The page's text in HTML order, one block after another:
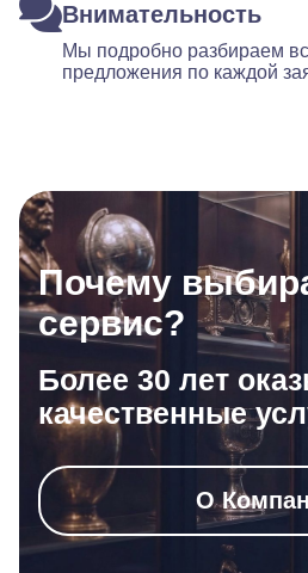
Внимательность
Мы подробно разбираем
предложения по каждой
Почему
сервис?
Более 30 лет
качественные
О